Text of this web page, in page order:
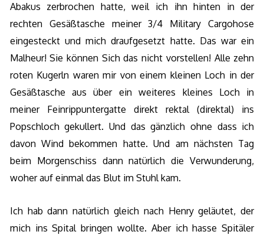
Abakus zerbrochen hatte, weil ich ihn hinten in der
rechten Gesäßtasche meiner 3/4 Military Cargohose
eingesteckt und mich draufgesetzt hatte. Das war ein
Malheur! Sie können Sich das nicht vorstellen! Alle zehn
roten Kugerln waren mir von einem kleinen Loch in der
Gesäßtasche aus über ein weiteres kleines Loch in
meiner Feinrippuntergatte direkt rektal (direktal) ins
Popschloch gekullert. Und das gänzlich ohne dass ich
davon Wind bekommen hatte. Und am nächsten Tag
beim Morgenschiss dann natürlich die Verwunderung,
woher auf einmal das Blut im Stuhl kam.
Ich hab dann natürlich gleich nach Henry geläutet, der
mich ins Spital bringen wollte. Aber ich hasse Spitäler